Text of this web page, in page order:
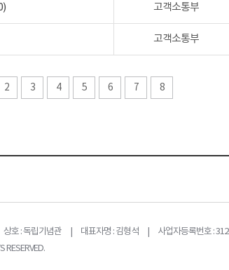
고객소통부
고객소통부
2 3 4 5 6 7 8
상호 : 독립기념관 | 대표자명 : 김형석 | 사업자등록번호 :
RESERVED.